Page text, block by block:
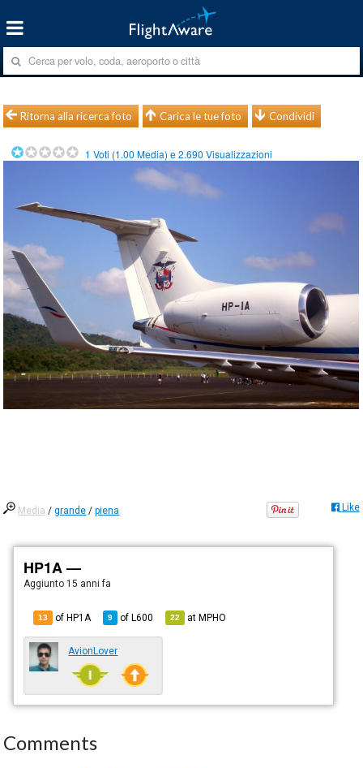
Ritorna alla ricerca foto Carica le tue foto Condividi
1 Voti (1.00 Media) e2.690 Visualizzazioni
Media /grande /piena Like
HP1A —
Aggiunto 15 anni fa
13 of HP1A 9 ofL600 22 atMPHO
AvionLover
Comments